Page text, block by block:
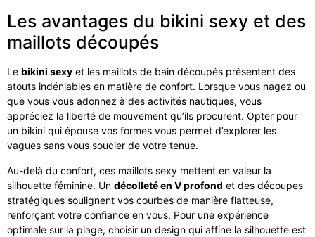
Les avantages du bikini sexy et des
maillots découpés
Le bikini sexy et les maillots de bain découpés présentent des
atouts indéniables en matière de confort. Lorsque vous nagez ou
que vous vous adonnez à des activités nautiques, vous
appréciez la liberté de mouvement qu’ils procurent. Opter pour
un bikini qui épouse vos formes vous permet d’explorer les
vagues sans vous soucier de votre tenue.
Au-delà du confort, ces maillots sexy mettent en valeur la
silhouette féminine. Un décolleté en V profond et des découpes
stratégiques soulignent vos courbes de manière flatteuse,
renforçant votre confiance en vous. Pour une expérience
optimale sur la plage, choisir un design qui affine la silhouette est